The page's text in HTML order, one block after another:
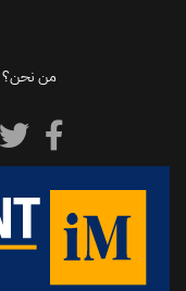
من نحن؟